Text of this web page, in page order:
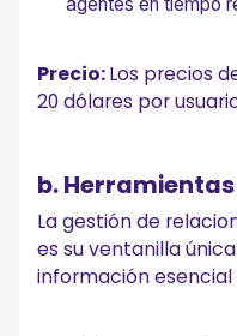
Precio:Los precios
20 dólares por
b.
La gestión de
es su ventanilla
información esencial